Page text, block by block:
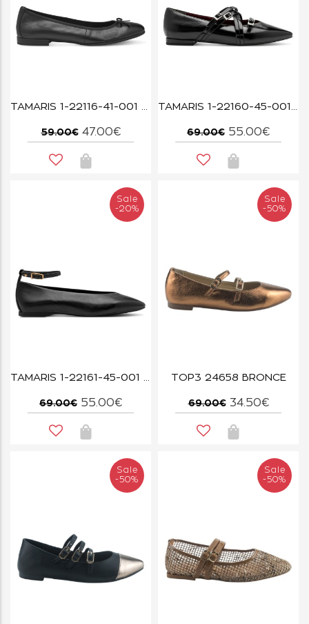
TAMARIS 1-22116-41-001 BLACK
59.00€ 47.00€
TAMARIS 1-22160-45-001 BLACK
69.00€ 55.00€
Sale
-20%
TAMARIS 1-22161-45-001 BLACK
69.00€ 55.00€
Sale
-50%
TOP3 24658 BRONCE
69.00€ 34.50€
Sale
-50%
Sale
-50%